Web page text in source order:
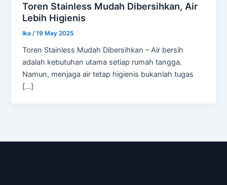
Toren Stainless Mudah Dibersihkan, Air
Lebih Higienis
Ika/19 May 2025
Toren Stainless Mudah Dibersihkan – Air bersih
adalah kebutuhan utama setiap rumah tangga.
Namun, menjaga air tetap higienis bukanlah tugas
[…]